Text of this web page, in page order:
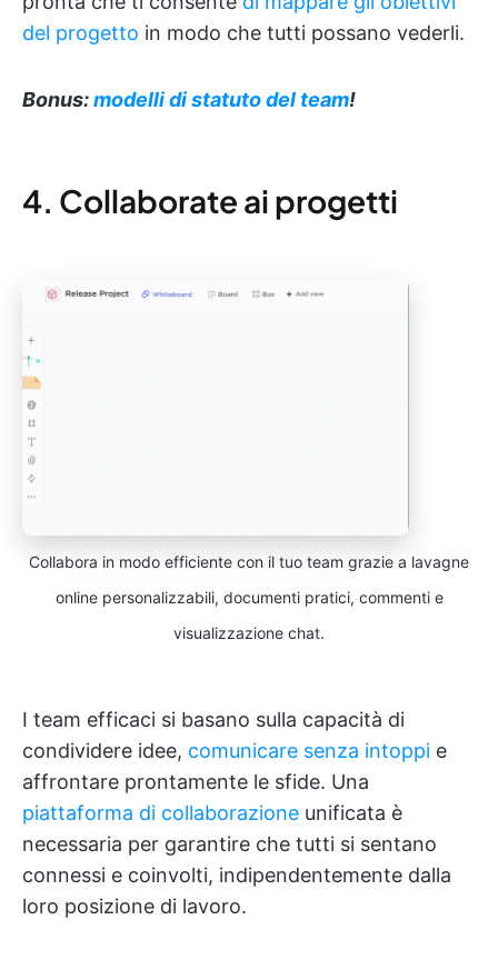
del progetto in modo che tutti possano vederli.
Bonus:modelli di statuto del team!
4. Collaborate ai progetti
Collabora in modo efficiente con il tuo team grazie a lavagne
online personalizzabili, documenti pratici, commenti e
visualizzazione chat.
I team efficaci si basano sulla capacità di
condividere idee, comunicare senza intoppi e
affrontare prontamente le sfide. Una
piattaforma di collaborazione unificata è
necessaria per garantire che tutti si sentano
connessi e coinvolti, indipendentemente dalla
loro posizione di lavoro.